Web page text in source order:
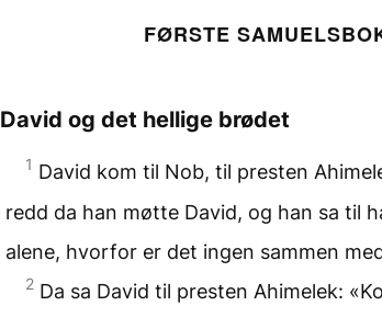
FØRSTE
David og det hellige brødet
1 David kom til Nob, til presten
redd da han møtte David, og han sa til
alene, hvorfor er det ingen sammen
2 Da sa David til presten Ahimelek: